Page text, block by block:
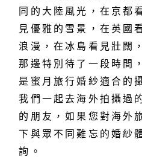
同的大陸風光，在京都
見優雅的雪景，在英國
浪漫，在冰島看見壯闊
那邊特別待了一段時間
是蜜月旅行婚紗適合的
我們一起去海外拍攝過
的朋友，如果您對海外
下與眾不同難忘的婚紗
詢。